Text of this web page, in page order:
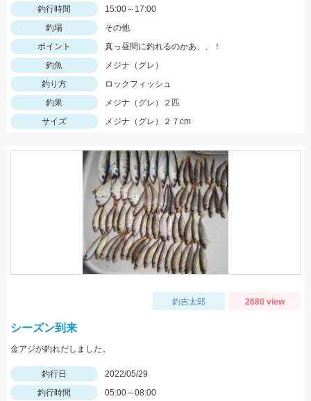
釣行時間
15:00～17:00
釣場
その他
ポイント
真っ昼間に釣れるのかあ、、！
釣魚
メジナ（グレ）
釣り方
ロックフィッシュ
釣果
メジナ（グレ）２匹
サイズ
メジナ（グレ）２７cm
釣吉太郎 2680 view
シーズン到来
金アジが釣れだしました。
釣行日
2022/05/29
釣行時間
05:00～08:00